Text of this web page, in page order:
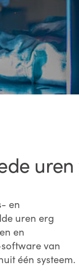
en
uren erg
en
van
één systeem.